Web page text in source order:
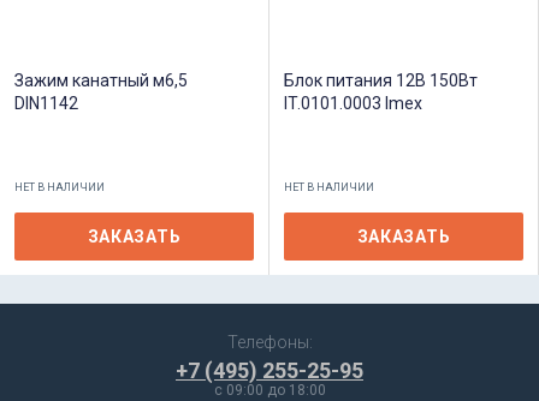
Зажим канатный м6,5
DIN1142
НЕТ В НАЛИЧИИ
ЗАКАЗАТЬ
Блок питания 12В 150Вт
IT.0101.0003 Imex
НЕТ В НАЛИЧИИ
ЗАКАЗАТЬ
Телефоны:
+7 (495) 255-25-95
c 09:00 до 18:00